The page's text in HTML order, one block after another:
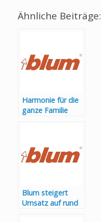
Ähnliche Beiträge:
Harmonie für die
ganze Familie
Blum steigert
Umsatz auf rund